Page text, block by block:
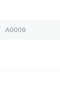
A0009